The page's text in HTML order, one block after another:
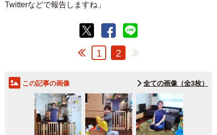
Twitterなどで報告しますね」
1 2
この記事の画像 全ての画像（全3枚）